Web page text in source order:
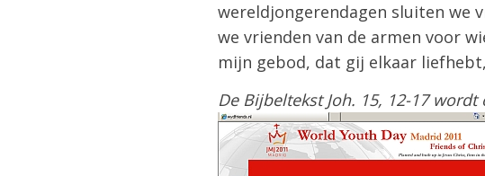
wereldjongerendagen sluiten we
we vrienden van de armen voor
mijn gebod, dat gij elkaar liefhebt,
De Bijbeltekst Joh. 15, 12-17